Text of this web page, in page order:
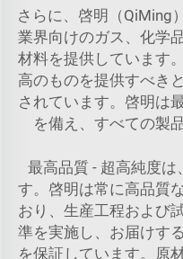
さらに、啓明（QiMing
業界向けのガス、化学
材料を提供しています
高のものを提供すべき
されています。啓明は
を備え、すべての製
最高品質 - 超高純度
す。啓明は常に高品質
おり、生産工程および
準を実施し、お届けす
を保証しています。原